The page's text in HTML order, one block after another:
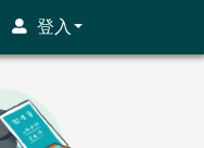
登入